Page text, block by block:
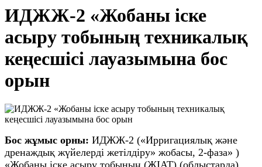
ИДЖЖ-2 «Жобаны іске
асыру тобының техникалық
кеңесшісі лауазымына бос
орын
Бос жұмыс орны: ИДЖЖ-2 («Ирригациялық және
дренаждық жүйелерді жетілдіру» жобасы, 2-фаза» )